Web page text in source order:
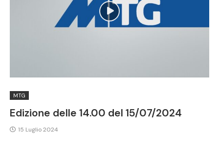
MTG
Edizione delle 14.00 del 15/07/2024
15 Luglio 2024